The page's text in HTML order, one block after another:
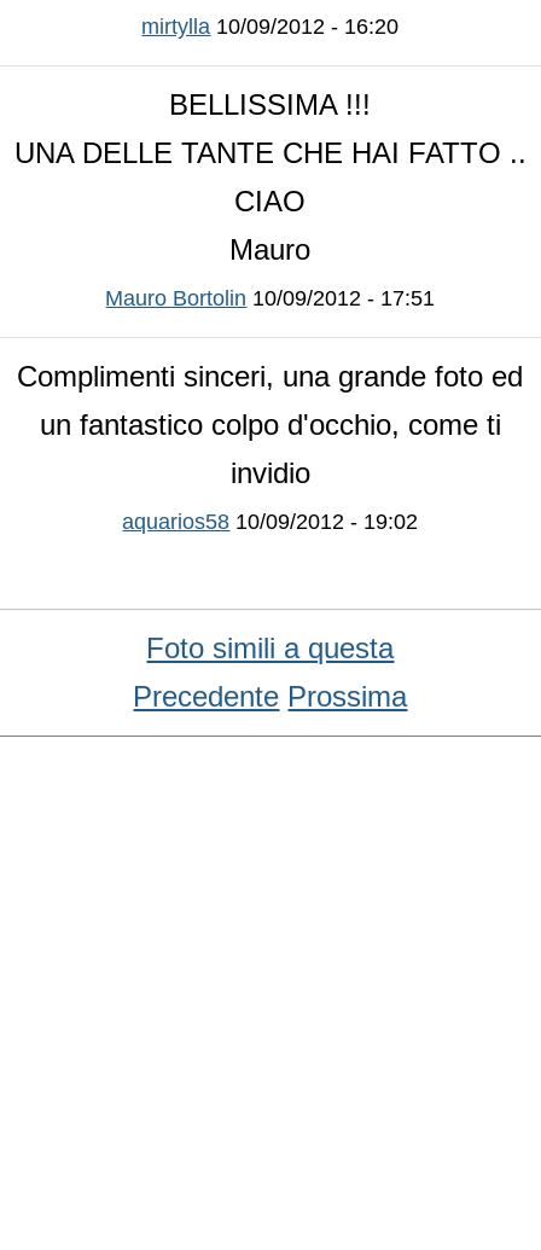
mirtylla 10/09/2012 - 16:20
BELLISSIMA !!!
UNA DELLE TANTE CHE HAI FATTO ..
CIAO
Mauro
Mauro Bortolin 10/09/2012 - 17:51
Complimenti sinceri, una grande foto ed
un fantastico colpo d'occhio, come ti
invidio
aquarios58 10/09/2012 - 19:02
Foto simili a questa
Precedente Prossima